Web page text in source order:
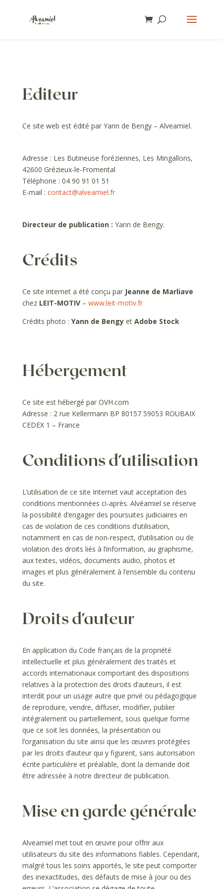
Editeur
Ce site web est édité par Yann de Bengy – Alveamiel.
Adresse : Les Butineuse foréziennes, Les Mingallons,
42600 Grézieux-le-Fromental
Téléphone : 04 90 91 01 51
E-mail : contact@alveamiel.fr
Directeur de publication : Yann de Bengy.
Crédits
Ce site internet a été conçu par Jeanne de Marliave
chez LEIT-MOTIV– www.leit-motiv.fr
Crédits photo : Yann de Bengyet Adobe Stock
Hébergement
Ce site est hébergé par OVH.com
Adresse : 2 rue Kellermann BP 80157 59053 ROUBAIX
CEDEX 1 – France
Conditions d’utilisation
L’utilisation de ce site Internet vaut acceptation des
conditions mentionnées ci-après. Alvéamiel se réserve
la possibilité d’engager des poursuites judiciaires en
cas de violation de ces conditions d’utilisation,
notamment en cas de non-respect, d’utilisation ou de
violation des droits liés à l’information, au graphisme,
aux textes, vidéos, documents audio, photos et
images et plus généralement à l’ensemble du contenu
du site.
Droits d’auteur
En application du Code français de la propriété
intellectuelle et plus généralement des traités et
accords internationaux comportant des dispositions
relatives à la protection des droits d’auteurs, il est
interdit pour un usage autre que privé ou pédagogique
de reproduire, vendre, diffuser, modifier, publier
intégralement ou partiellement, sous quelque forme
que ce soit les données, la présentation ou
l’organisation du site ainsi que les œuvres protégées
par les droits d’auteur qui y figurent, sans autorisation
écrite particulière et préalable, dont la demande doit
être adressée à notre directeur de publication.
Mise en garde générale
Alveamiel met tout en œuvre pour offrir aux
utilisateurs du site des informations fiables. Cependant,
malgré tous les soins apportés, le site peut comporter
des inexactitudes, des défauts de mise à jour ou des